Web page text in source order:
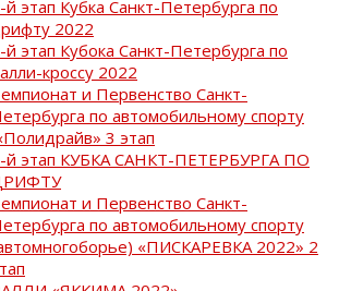
й этап Кубка Санкт-Петербурга по
2022
й этап Кубока Санкт-Петербурга по
кроссу 2022
и Первенство Санкт-
по автомобильному спорту
3 этап
й этап КУБКА САНКТ-ПЕТЕРБУРГА ПО
и Первенство Санкт-
по автомобильному спорту
«ПИСКАРЕВКА 2022» 2